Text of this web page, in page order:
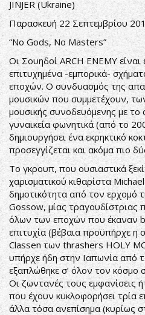
JINJER (Ukraine)
Παρασκευή 22 Σεπτεμβρίου
“No Gods, No Masters”
Οι Σουηδοί ARCH ENEMY
επιτυχημένα -εμπορικά-
εποχών. Ο συνδυασμός της
μουσικών που συμμετέχουν,
μουσικής συνοδευόμενης με
γυναικεία φωνητικά (από το
δημιουργήσει ένα εκρηκτικό
προσεγγίζεται και ακόμα πιο
Το γκρουπ, που ουσιαστικά
χαρισματικού κιθαρίστα
δημοτικότητα από τον ερχομό
Gossow, μίας τραγουδίστριας
όλων των εποχών που έκαναν
επιτυχία (βέβαια προϋπήρχε η
Classen των thrashers HOLY
υπήρχε ήδη στην Ιαπωνία από
εξαπλώθηκε σ’ όλον τον κόσμο
Οι ζωντανές τους εμφανίσεις
που έχουν κυκλοφορήσει τρία
άλλα τόσα ανεπίσημα (κυρίως